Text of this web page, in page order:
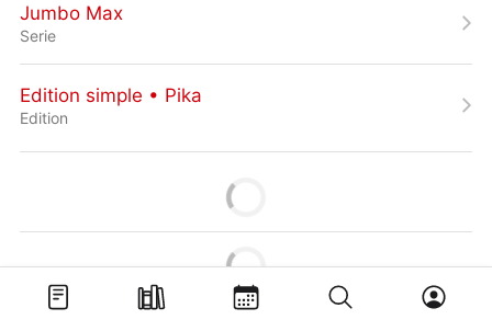
Jumbo Max
Serie
Edition simple • Pika
Edition